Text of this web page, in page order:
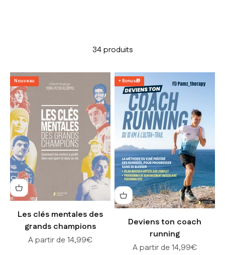
34 produits
Nouveau
Les clés mentales des
grands champions
Prix de vente
A partir de 14,99€
+ Bonus🎁
Deviens ton coach
running
Prix de vente
A partir de 14,99€